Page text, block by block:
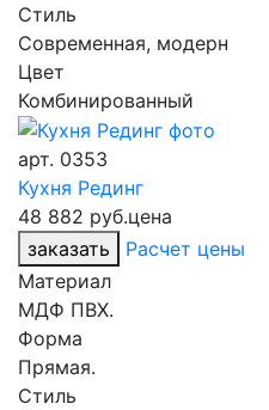
Стиль
Современная, модерн
Цвет
Комбинированный
арт. 0353
Кухня Рединг
48 882 руб.цена
заказать
Расчет цены
Материал
МДФ ПВХ.
Форма
Прямая.
Стиль